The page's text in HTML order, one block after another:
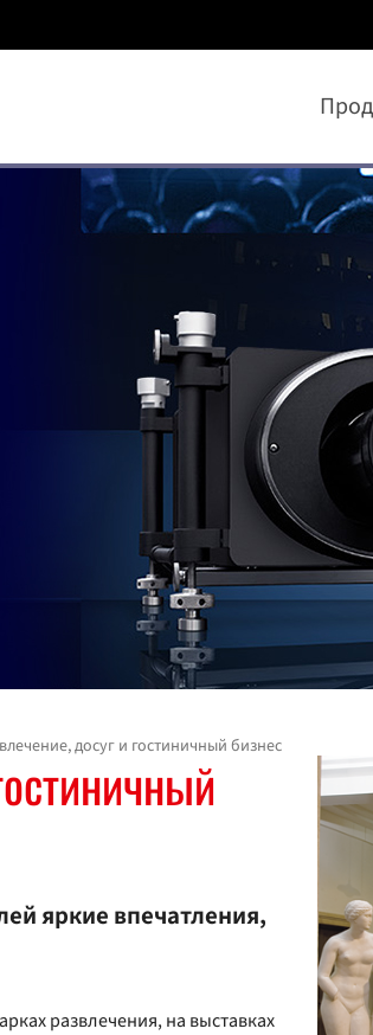
досуг и гостиничный бизнес
яркие впечатления,
развлечения, на выставках